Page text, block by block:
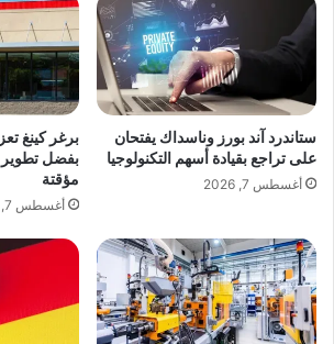
ة
د
ي
ل
م
ش
ا
ه
ج
ن
ل
ب
ن
و
ي
ب
د
ستاندرد آند بورز وناسداك يفتحان
على تراجع بقيادة أسهم التكنولوجيا
أغسطس 7, 2026
برغر كينغ
بفضل
مؤقتة
أغسطس 7, 2026